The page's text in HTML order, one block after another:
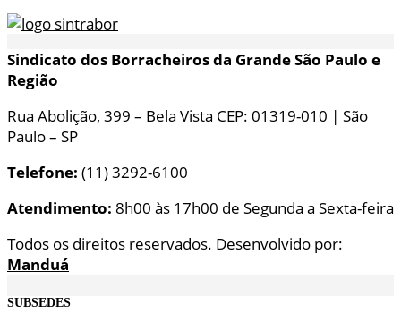
Sindicato dos Borracheiros da Grande São Paulo e
Região
Rua Abolição, 399 – Bela Vista CEP: 01319-010 | São
Paulo – SP
Telefone: (11) 3292-6100
Atendimento: 8h00 às 17h00 de Segunda a Sexta-feira
Todos os direitos reservados. Desenvolvido por:
Manduá
SUBSEDES